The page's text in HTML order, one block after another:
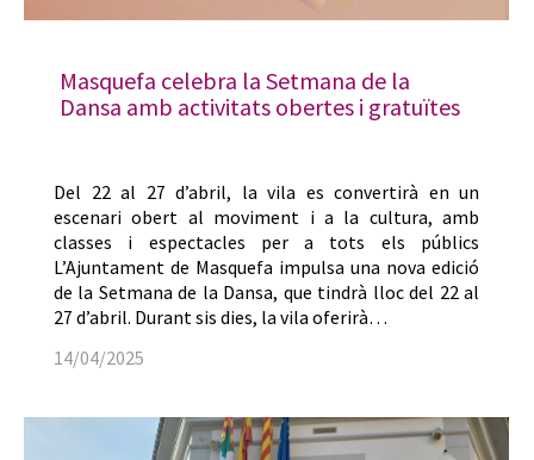
Masquefa celebra la Setmana de la
Dansa amb activitats obertes i gratuïtes
Del 22 al 27 d’abril, la vila es convertirà en un
escenari obert al moviment i a la cultura, amb
classes i espectacles per a tots els públics
L’Ajuntament de Masquefa impulsa una nova edició
de la Setmana de la Dansa, que tindrà lloc del 22 al
27 d’abril. Durant sis dies, la vila oferirà…
14/04/2025